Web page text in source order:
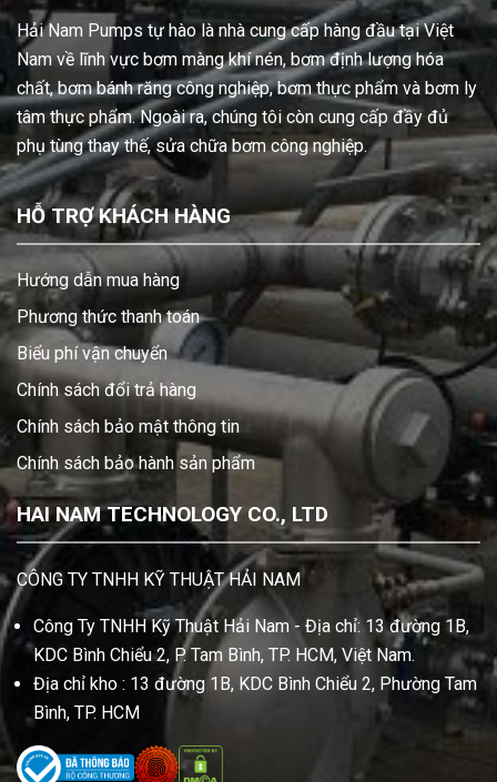
Hải Nam Pumps tự hào là nhà cung cấp hàng đầu tại Việt
Nam về lĩnh vực bơm màng khí nén, bơm định lượng hóa
chất, bơm bánh răng công nghiệp, bơm thực phẩm và bơm ly
tâm thực phẩm. Ngoài ra, chúng tôi còn cung cấp đầy đủ
phụ tùng thay thế, sửa chữa bơm công nghiệp.
HỖ TRỢ KHÁCH HÀNG
Hướng dẫn mua hàng
Phương thức thanh toán
Biểu phí vận chuyển
Chính sách đổi trả hàng
Chính sách bảo mật thông tin
Chính sách bảo hành sản phẩm
HAI NAM TECHNOLOGY CO., LTD
CÔNG TY TNHH KỸ THUẬT HẢI NAM
Công Ty TNHH Kỹ Thuật Hải Nam - Địa chỉ: 13 đường 1B,
KDC Bình Chiểu 2, P. Tam Bình, TP. HCM, Việt Nam.
Địa chỉ kho : 13 đường 1B, KDC Bình Chiểu 2, Phường Tam
Bình, TP. HCM